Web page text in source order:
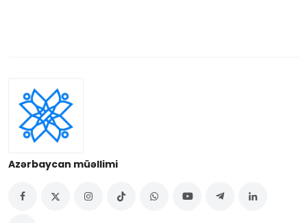
Azərbaycan müəllimi